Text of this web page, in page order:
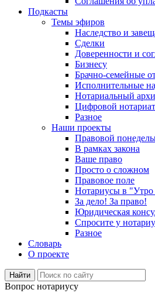
Подкасты
Темы эфиров
Наследство и
Сделки
Доверенности и
Бизнесу
Брачно-семейные
Исполнительные
Нотариальный
Цифровой нотариат
Разное
Наши проекты
Правовой
В рамках закона
Ваше право
Просто о сложном
Правовое поле
Нотариусы в "Утро
За дело! За право!
Юридическая
Спросите у
Разное
Словарь
О проекте
Вопрос нотариусу